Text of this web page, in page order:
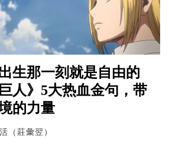
生那一刻就是自由的
》5大热血金句，带
的力量
（莊彙翌）